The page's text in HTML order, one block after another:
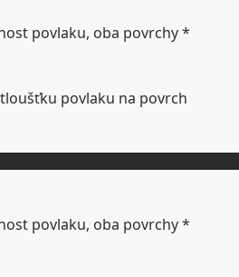
povlaku, oba povrchy *
povlaku na povrch
povlaku, oba povrchy *